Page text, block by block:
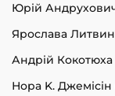
Юрій
Ярослава
Андрій Кокотюха
Нора K. Джемісін